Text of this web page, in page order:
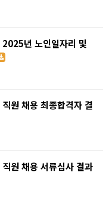
년 노인일자리 및
원 채용 최종합격자 결
원 채용 서류심사 결과